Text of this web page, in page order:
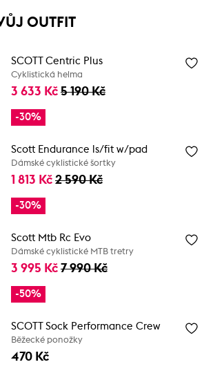
OUTFIT
SCOTT Centric Plus
Cyklistická helma
3 633 Kč 5 190 Kč
-30%
Scott Endurance ls/fit w/pad
Dámské cyklistické šortky
1 813 Kč 2 590 Kč
-30%
Scott Mtb Rc Evo
Dámské cyklistické MTB tretry
3 995 Kč 7 990 Kč
-50%
SCOTT Sock Performance Crew
Běžecké ponožky
470 Kč